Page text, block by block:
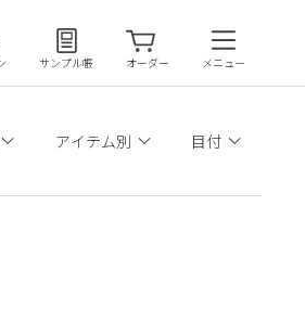
サンプル帳 オーダー メニュー
アイテム別 目付